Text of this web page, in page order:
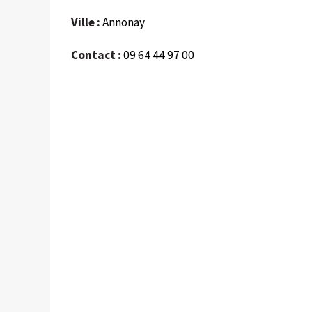
Ville :Annonay
Contact :09 64 44 97 00